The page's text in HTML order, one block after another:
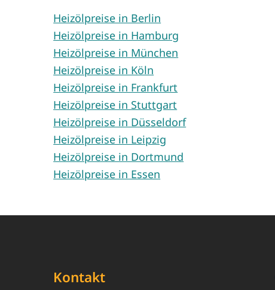
Heizölpreise in Berlin
Heizölpreise in Hamburg
Heizölpreise in München
Heizölpreise in Köln
Heizölpreise in Frankfurt
Heizölpreise in Stuttgart
Heizölpreise in Düsseldorf
Heizölpreise in Leipzig
Heizölpreise in Dortmund
Heizölpreise in Essen
Kontakt